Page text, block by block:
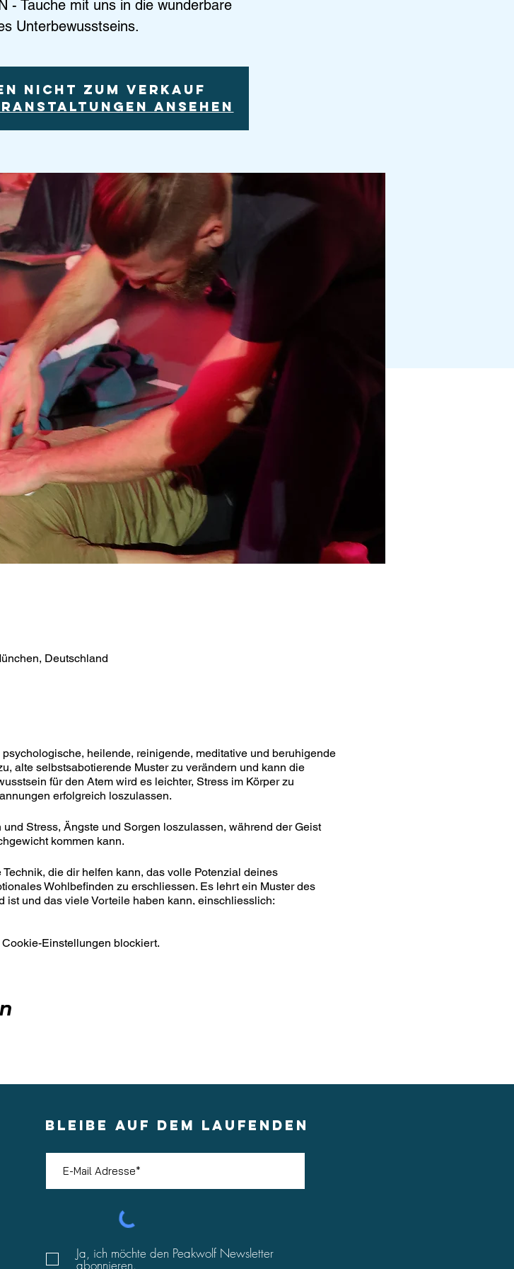
- Tauche mit uns in die wunderbare
Unterbewusstseins.
nicht zum Verkauf
ansehen
Deutschland
heilende, reinigende, meditative und beruhigende
alte selbstsabotierende Muster zu verändern und kann die
für den Atem wird es leichter, Stress im Körper zu
erfolgreich loszulassen.
Stress, Ängste und Sorgen loszulassen, während der Geist
kommen kann.
die dir helfen kann, das volle Potenzial deines
Wohlbefinden zu erschliessen. Es lehrt ein Muster des
ist und das viele Vorteile haben kann, einschliesslich:
Einstellungen blockiert.
BLEIBE AUF DEM LAUFENDEN
Ja, ich möchte den Peakwolf Newsletter
abonnieren.